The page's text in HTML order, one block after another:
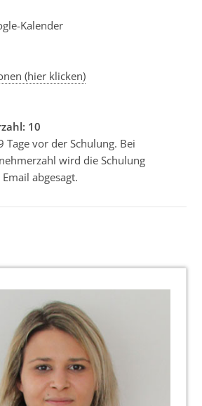
Kalender
(hier klicken)
10
Tage vor der Schulung. Bei
wird die Schulung
abgesagt.